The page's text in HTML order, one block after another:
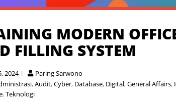
MODERN
FILLING SYSTEM
2024
Paring Sarwono
,Audit,Cyber, Database, Digital,General Affairs,
,Teknologi